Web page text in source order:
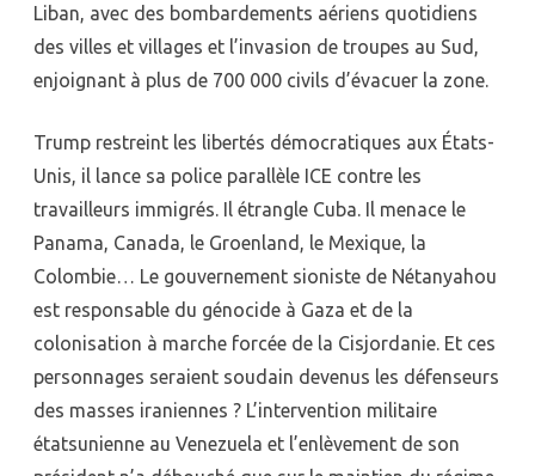
Liban, avec des bombardements aériens quotidiens
des villes et villages et l’invasion de troupes au Sud,
enjoignant à plus de 700 000 civils d’évacuer la zone.
Trump restreint les libertés démocratiques aux États-
Unis, il lance sa police parallèle ICE contre les
travailleurs immigrés. Il étrangle Cuba. Il menace le
Panama, Canada, le Groenland, le Mexique, la
Colombie… Le gouvernement sioniste de Nétanyahou
est responsable du génocide à Gaza et de la
colonisation à marche forcée de la Cisjordanie. Et ces
personnages seraient soudain devenus les défenseurs
des masses iraniennes ? L’intervention militaire
étatsunienne au Venezuela et l’enlèvement de son